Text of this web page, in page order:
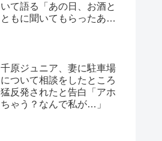
いて語る「あの日、お酒と
ともに聞いてもらったあの
千原ジュニア、妻に駐車場
について相談をしたところ
猛反発されたと告白「アホ
ちゃう？なんで私が…」